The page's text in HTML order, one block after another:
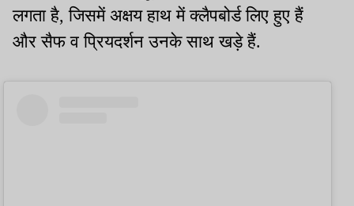
लगता है, जिसमें अक्षय हाथ में क्लैपबोर्ड लिए हुए हैं
और सैफ व प्रियदर्शन उनके साथ खड़े हैं.